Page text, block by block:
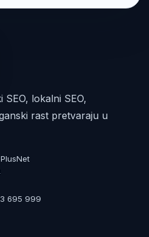
SEO, lokalni SEO,
rast pretvaraju u
695 999